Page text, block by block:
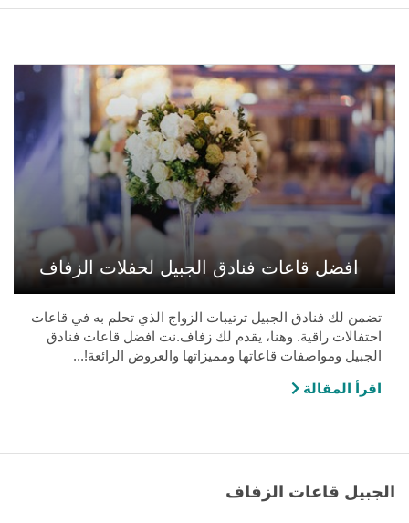
افضل قاعات فنادق الجبيل لحفلات الزفاف
تضمن لك فنادق الجبيل ترتيبات الزواج الذي تحلم به في قاعات
احتفالات راقية. وهنا، يقدم لك زفاف.نت افضل قاعات فنادق
الجبيل ومواصفات قاعاتها ومميزاتها والعروض الرائعة!...
اقرأ المقالة
الجبيل قاعات الزفاف